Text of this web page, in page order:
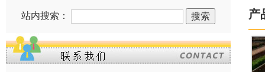
站内搜索： 产